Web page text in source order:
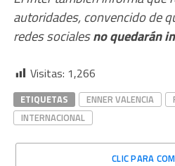
autoridades, convencido de
redes socialesno quedarán
Visitas: 1,266
ETIQUETAS ENNER VALENCIA
INTERNACIONAL
CLIC PARA